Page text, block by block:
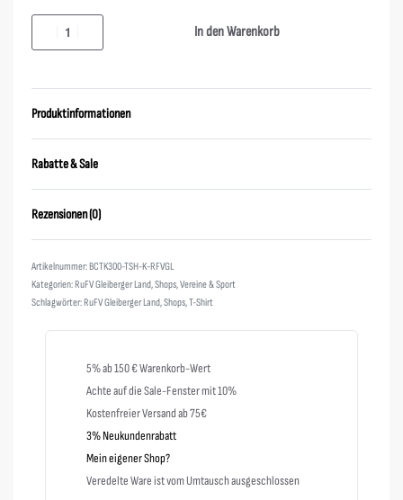
In den Warenkorb
Produktinformationen
Rabatte & Sale
Rezensionen (0)
BCTK300-TSH-K-RFVGL
Kategorien:RuFV Gleiberger Land,Shops,Vereine & Sport
Schlagwörter:RuFV Gleiberger Land,Shops,T-Shirt
5% ab 150 € Warenkorb-Wert
Achte auf die Sale-Fenster mit 10%
Kostenfreier Versand ab 75€
3% Neukundenrabatt
Mein eigener Shop?
Veredelte Ware ist vom Umtausch ausgeschlossen